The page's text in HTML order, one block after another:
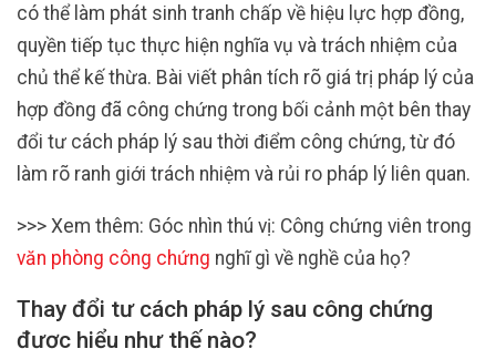
có thể làm phát sinh tranh chấp về hiệu lực hợp đồng,
quyền tiếp tục thực hiện nghĩa vụ và trách nhiệm của
chủ thể kế thừa. Bài viết phân tích rõ giá trị pháp lý của
hợp đồng đã công chứng trong bối cảnh một bên thay
đổi tư cách pháp lý sau thời điểm công chứng, từ đó
làm rõ ranh giới trách nhiệm và rủi ro pháp lý liên quan.
>>> Xem thêm: Góc nhìn thú vị: Công chứng viên trong
văn phòng công chứng nghĩ gì về nghề của họ?
Thay đổi tư cách pháp lý sau công chứng
được hiểu như thế nào?